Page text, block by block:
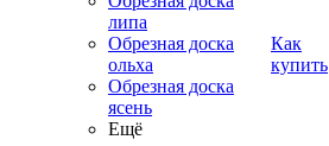
липа
Обрезная доска
ольха
Обрезная доска
ясень
Ещё
Как
купить